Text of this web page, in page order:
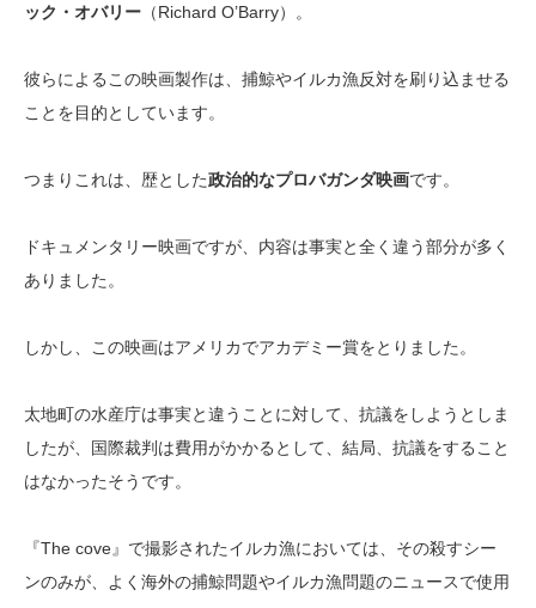
ック・オバリー （Richard O’Barry）。
彼らによるこの映画製作は、捕鯨やイルカ漁反対を刷り込ませる
ことを目的としています。
つまりこれは、歴とした政治的なプロバガンダ映画です。
ドキュメンタリー映画ですが、内容は事実と全く違う部分が多く
ありました。
しかし、この映画はアメリカでアカデミー賞をとりました。
太地町の水産庁は事実と違うことに対して、抗議をしようとしま
したが、国際裁判は費用がかかるとして、結局、抗議をすること
はなかったそうです。
『The cove』で撮影されたイルカ漁においては、その殺すシー
ンのみが、よく海外の捕鯨問題やイルカ漁問題のニュースで使用